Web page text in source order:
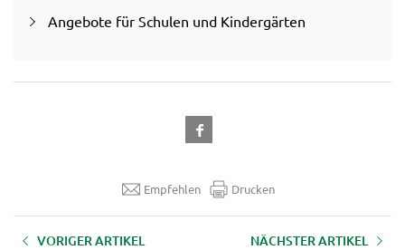
Angebote für Schulen und Kindergärten
Empfehlen Drucken
VORIGER ARTIKEL NÄCHSTER ARTIKEL